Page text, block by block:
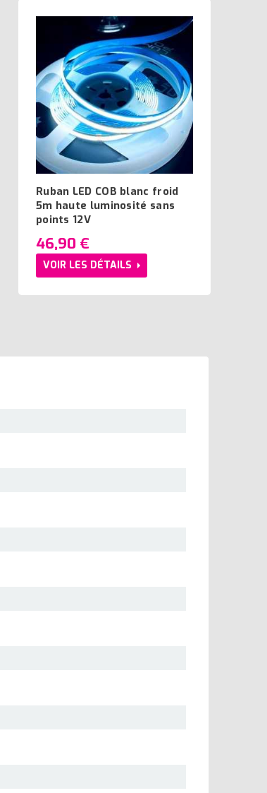
Ruban LED COB blanc froid
5m haute luminosité sans
points 12V
46,90 €
VOIR LES DÉTAILS